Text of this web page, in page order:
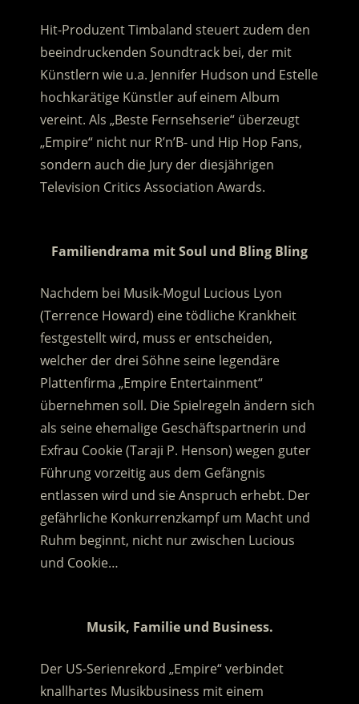
Hit-Produzent Timbaland steuert zudem den
beeindruckenden Soundtrack bei, der mit
Künstlern wie u.a. Jennifer Hudson und Estelle
hochkarätige Künstler auf einem Album
vereint. Als „Beste Fernsehserie“ überzeugt
„Empire“ nicht nur R’n’B- und Hip Hop Fans,
sondern auch die Jury der diesjährigen
Television Critics Association Awards.
Familiendrama mit Soul und Bling Bling
Nachdem bei Musik-Mogul Lucious Lyon
(Terrence Howard) eine tödliche Krankheit
festgestellt wird, muss er entscheiden,
welcher der drei Söhne seine legendäre
Plattenfirma „Empire Entertainment“
übernehmen soll. Die Spielregeln ändern sich
als seine ehemalige Geschäftspartnerin und
Exfrau Cookie (Taraji P. Henson) wegen guter
Führung vorzeitig aus dem Gefängnis
entlassen wird und sie Anspruch erhebt. Der
gefährliche Konkurrenzkampf um Macht und
Ruhm beginnt, nicht nur zwischen Lucious
und Cookie…
Musik, Familie und Business.
Der US-Serienrekord „Empire“ verbindet
knallhartes Musikbusiness mit einem